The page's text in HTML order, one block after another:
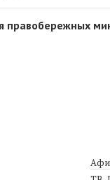
правобережных